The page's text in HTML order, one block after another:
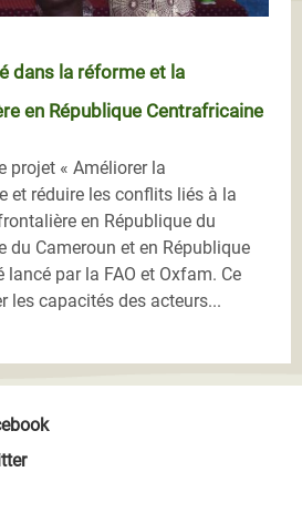
dans la réforme et la
en République Centrafricaine
projet « Améliorer la
et réduire les conflits liés à la
en République du
du Cameroun et en République
lancé par la FAO et Oxfam. Ce
les capacités des acteurs...